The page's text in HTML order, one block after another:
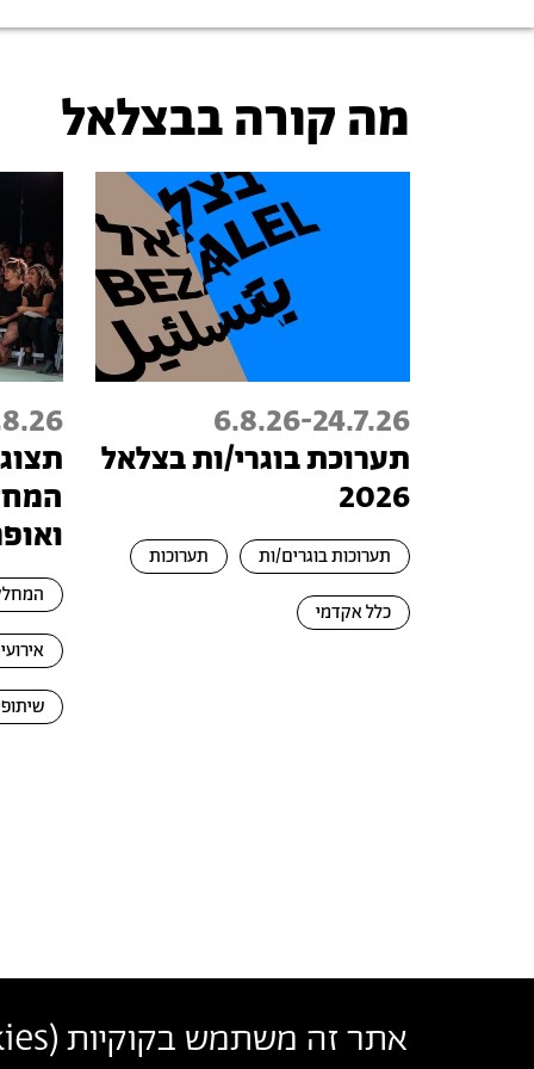
אתר זה משתמש בקוקיות (
מה קורה בבצלאל
24.7.26
-
6.8.26
תערוכת בוגרי/ות בצלאל
2026
תערוכות בוגרים/ות תערוכות
כלל אקדמי
בצלאל אקדמיה לאמנות ועיצוב ירושלים